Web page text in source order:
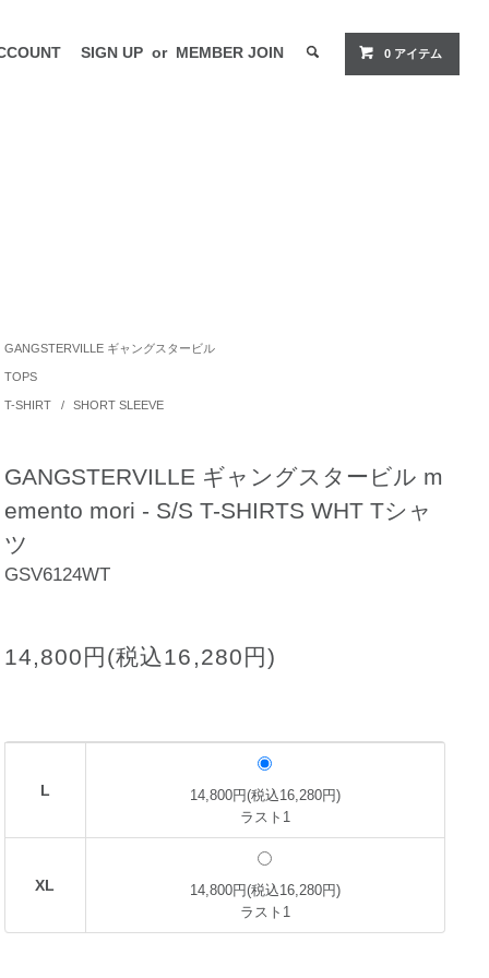
SIGN UP or MEMBER JOIN 0 アイテム
GANGSTERVILLE ギャングスタービル
TOPS
T-SHIRT / SHORT SLEEVE
GANGSTERVILLE ギャングスタービル m
emento mori - S/S T-SHIRTS WHT Tシャ
ツ
GSV6124WT
14,800円(税込16,280円)
L
14,800円(税込16,280円)
ラスト1
XL
14,800円(税込16,280円)
ラスト1